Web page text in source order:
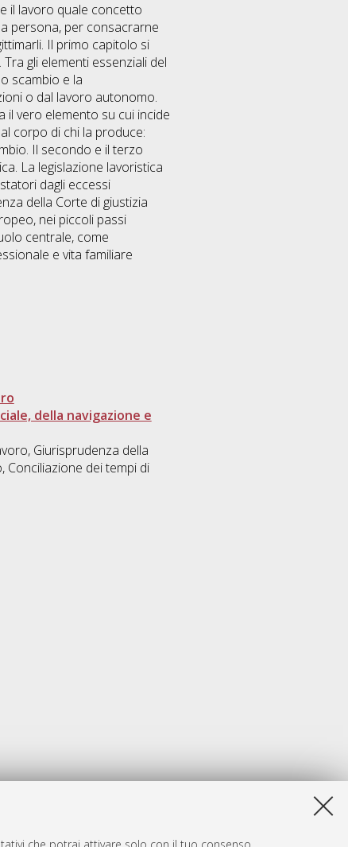
il lavoro quale concetto
persona, per consacrarne
Il primo capitolo si
gli elementi essenziali del
scambio e la
o dal lavoro autonomo.
il vero elemento su cui incide
corpo di chi la produce:
Il secondo e il terzo
La legislazione lavoristica
dagli eccessi
della Corte di giustizia
nei piccoli passi
centrale, come
e vita familiare
della navigazione e
Giurisprudenza della
dei tempi di